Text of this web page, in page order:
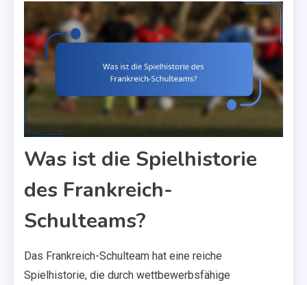
Was ist die Spielhistorie
des Frankreich-
Schulteams?
Das Frankreich-Schulteam hat eine reiche
Spielhistorie, die durch wettbewerbsfähige